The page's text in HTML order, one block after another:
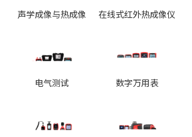
声学成像与热成像 在线式红外热成像仪
电气测试 数字万用表